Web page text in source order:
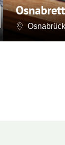
Osnabrück